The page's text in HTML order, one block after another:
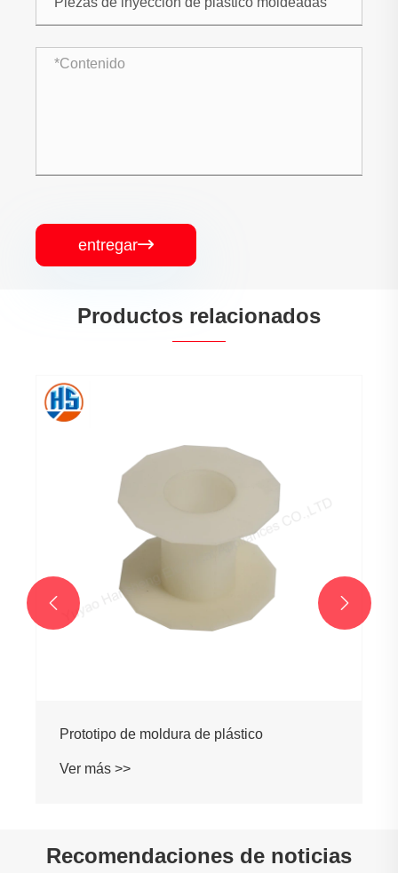
entregar
Productos relacionados
Prototipo de moldura de plástico
Ver más >>
 
Recomendaciones de noticias